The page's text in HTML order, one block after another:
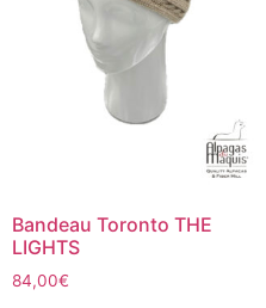
Bandeau Toronto THE
LIGHTS
84,00€